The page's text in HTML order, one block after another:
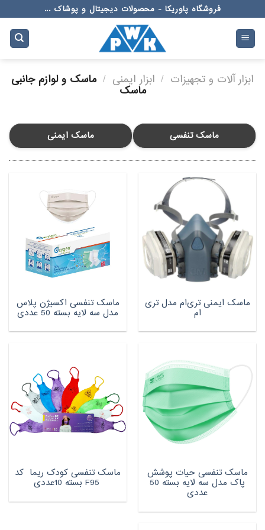
to
content
فروشگاه پاوریکا - محصولات دیجیتال و پوشاک ...
ابزار آلات و تجهیزات / ابزار ایمنی / ماسک و لوازم جانبی
ماسک
ماسک ایمنی ماسک تنفسی
ماسک ایمنی تری‌ام مدل تری
ام
ماسک تنفسی اکسیژن پلاس
مدل سه لایه بسته 50 عددی
ماسک تنفسی حیات پوشش
پاک مدل سه لایه بسته 50
عددی
ماسک تنفسی کودک ریما کد